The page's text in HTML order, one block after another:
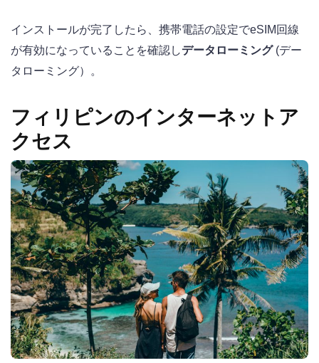
インストールが完了したら、携帯電話の設定でeSIM回線
が有効になっていることを確認しデータローミング(デー
タローミング）。
フィリピンのインターネットア
クセス